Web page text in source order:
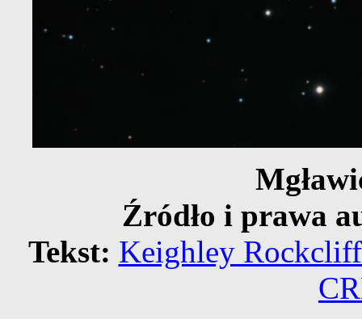
Źródło i prawa
Tekst: Keighley